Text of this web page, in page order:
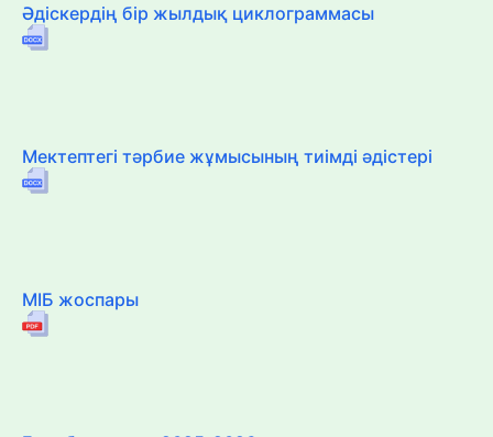
Әдіскердің бір жылдық циклограммасы
Мектептегі тәрбие жұмысының тиімді әдістері
МІБ жоспары